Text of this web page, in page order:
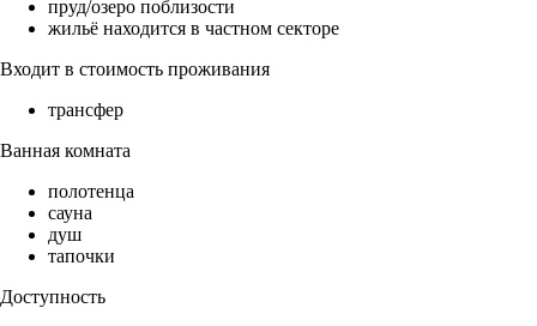
пруд/озеро поблизости
жильё находится в частном секторе
Входит в стоимость проживания
трансфер
Ванная комната
полотенца
сауна
душ
тапочки
Доступность